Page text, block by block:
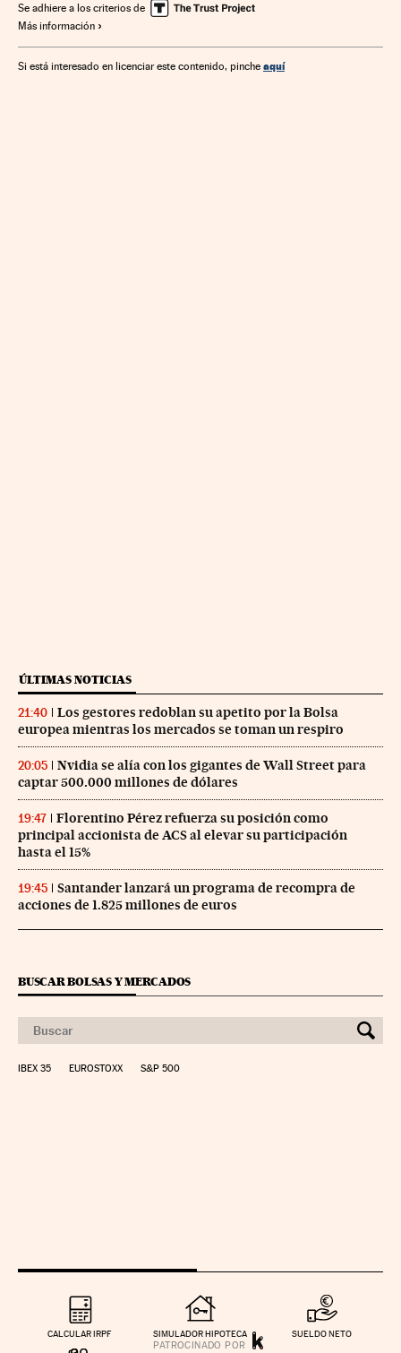
Se adhiere a los criterios de
Más información
Si está interesado en licenciar este contenido, pinche aquí
ÚLTIMAS NOTICIAS
21:40
Los gestores redoblan su apetito por la Bolsa
europea mientras los mercados se toman un respiro
20:05
Nvidia se alía con los gigantes de Wall Street para
captar 500.000 millones de dólares
19:47
Florentino Pérez refuerza su posición como
principal accionista de ACS al elevar su participación
hasta el 15%
19:45
Santander lanzará un programa de recompra de
acciones de 1.825 millones de euros
BUSCAR BOLSAS Y MERCADOS
IBEX 35 EUROSTOXX S&P 500
CALCULAR IRPF SIMULADOR HIPOTECA SUELDO NETO